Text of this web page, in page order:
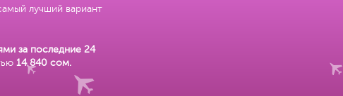
лучший вариант
за последние 24
14 840 сом.